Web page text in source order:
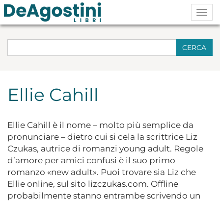
CERCA
Ellie Cahill
Ellie Cahill è il nome – molto più semplice da
pronunciare – dietro cui si cela la scrittrice Liz
Czukas, autrice di romanzi young adult. Regole
d’amore per amici confusi è il suo primo
romanzo «new adult». Puoi trovare sia Liz che
Ellie online, sul sito lizczukas.com. Offline
probabilmente stanno entrambe scrivendo un